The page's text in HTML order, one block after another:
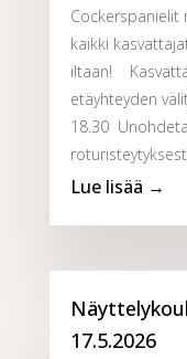
Cockerspanielit
kaikki
iltaan!
etäyhteyden
18.30
17.5.2026